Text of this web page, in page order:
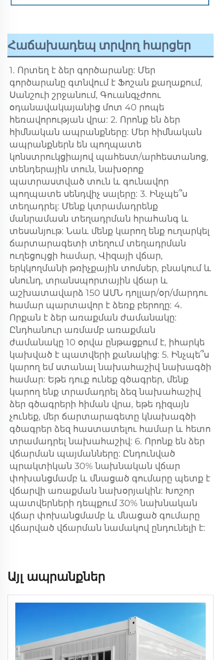
Հաճախադեպ տրվող հարցեր
1. Որտեղ է ձեր գործարանը: Մեր
գործարանը գտնվում է Ֆոշան քաղաքում,
Սանշուի շրջանում, Գուանգչժոու
օդանավակայանից մոտ 40 րոպե
հեռավորության վրա: 2. Որոնք են ձեր
հիմնական ապրանքները: Մեր հիմնական
ապրանքներն են պողպատե
կոնստրուկցիայով պահեստ/արհեստանոց,
տենդերային տուն, նախօրոք
պատրաստված տուն և գունավոր
պողպատե սենդվիչ սալերը: 3. Ինչպե՞ս
տեղադրել: Մենք կտրամադրենք
մանրամասն տեղադրման հրահանգ և
տեսանյութ: Նաև մենք կարող ենք ուղարկել
ճարտարագետի տեղում տեղադրման
ուղեցույցի համար, Վիզայի վճար,
երկկողմանի թռիչքային տոմսեր, բնակում և
սնունդ, տրանսպորտային վճար և
աշխատավարձ 150 ԱՄՆ դոլլար/օր/մարդու
համար պարտավոր է ձեռք բերողը: 4.
Որքան է ձեր առաքման ժամանակը:
Ընդհանուր առմամբ առաքման
ժամանակը 10 օրվա ընթացքում է, իհարկե
կախված է պատվերի քանակից: 5. Ինչպե՞ս
կարող եմ ստանալ նախահաշիվ նախագծի
համար: Եթե դուք ունեք գծագրեր, մենք
կարող ենք տրամադրել ձեզ նախահաշիվ
ձեր գծագրերի հիման վրա, եթե դիզայն
չունեք, մեր ճարտարագետը կնախագծի
գծագրեր ձեզ հաստատելու համար և հետո
տրամադրել նախահաշիվ: 6. Որոնք են ձեր
վճարման պայմանները: Ընդունված
պրակտիկան 30% նախնական վճար
փոխանցմամբ և մնացած գումարը պետք է
վճարվի առաքման նախօրյակին: Խոշոր
պատվերների դեպքում 30% նախնական
վճար փոխանցմամբ և մնացած գումարը
վճարված վճարման նամակով ընդունելի է:
Այլ ապրանքներ